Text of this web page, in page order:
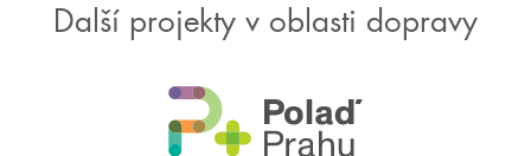
Další projekty v oblasti dopravy